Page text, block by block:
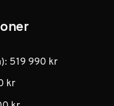
519 990 kr
kr